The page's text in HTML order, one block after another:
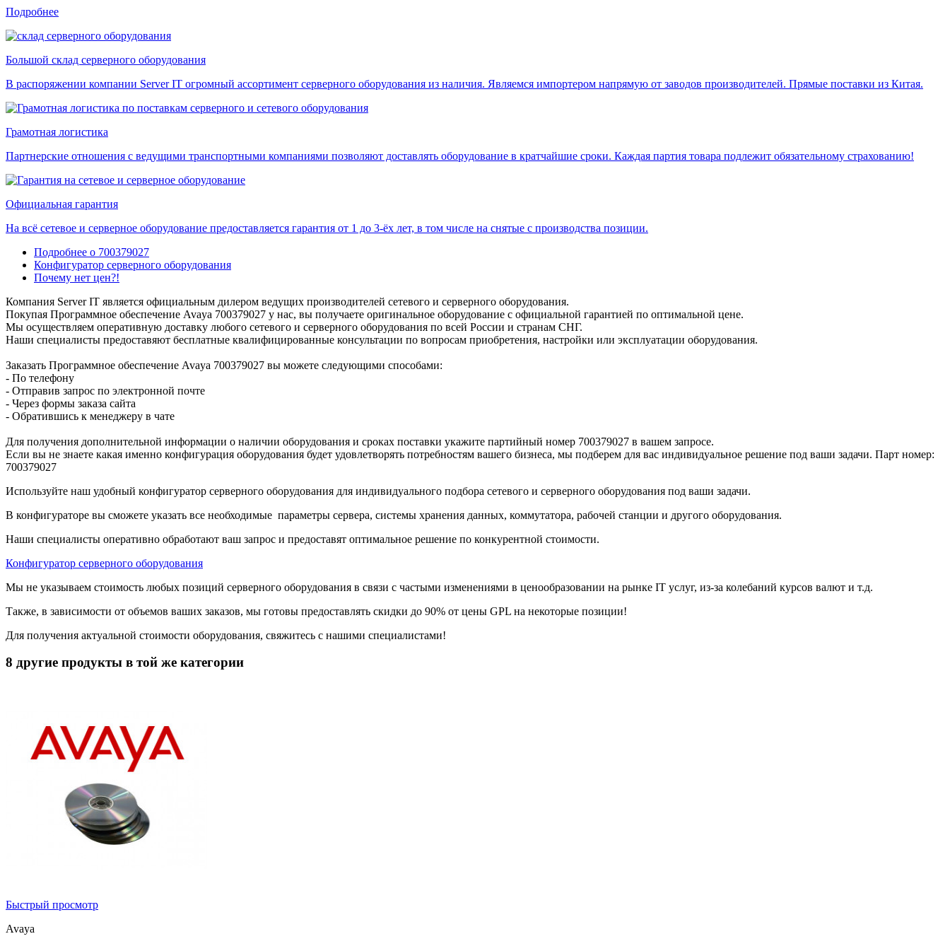
Подробнее
Большой склад серверного оборудования
В распоряжении компании Server IT огромный ассортимент серверного оборудования из наличия. Являемся импортером напрямую от заводов производителей. Прямые поставки из Китая.
Грамотная логистика
Партнерские отношения с ведущими транспортными компаниями позволяют доставлять оборудование в кратчайшие сроки. Каждая партия товара подлежит обязательному страхованию!
Официальная гарантия
На всё сетевое и серверное оборудование предоставляется гарантия от 1 до 3-ёх лет, в том числе на снятые с производства позиции.
Подробнее о 700379027
Конфигуратор серверного оборудования
Почему нет цен?!
Компания Server IT является официальным дилером ведущих производителей сетевого и серверного оборудования.
Покупая Программное обеспечение Avaya 700379027 у нас, вы получаете оригинальное оборудование с официальной гарантией по оптимальной цене.
Мы осуществляем оперативную доставку любого сетевого и серверного оборудования по всей России и странам СНГ.
Наши специалисты предоставяют бесплатные квалифицированные консультации по вопросам приобретения, настройки или эксплуатации оборудования.
Заказать Программное обеспечение Avaya 700379027 вы можете следующими способами:
- По телефону
- Отправив запрос по электронной почте
- Через формы заказа сайта
- Обратившись к менеджеру в чате
Для получения дополнительной информации о наличии оборудования и сроках поставки укажите партийный номер 700379027 в вашем запросе.
Если вы не знаете какая именно конфигурация оборудования будет удовлетворять потребностям вашего бизнеса, мы подберем для вас индивидуальное решение под ваши задачи. Парт номер:
700379027
Используйте наш удобный конфигуратор серверного оборудования для индивидуального подбора сетевого и серверного оборудования под ваши задачи.
В конфигураторе вы сможете указать все необходимые параметры сервера, системы хранения данных, коммутатора, рабочей станции и другого оборудования.
Наши специалисты оперативно обработают ваш запрос и предоставят оптимальное решение по конкурентной стоимости.
Конфигуратор серверного оборудования
Мы не указываем стоимость любых позиций серверного оборудования в связи с частыми изменениями в ценообразовании на рынке IT услуг, из-за колебаний курсов валют и т.д.
Также, в зависимости от объемов ваших заказов, мы готовы предоставлять скидки до 90% от цены GPL на некоторые позиции!
Для получения актуальной стоимости оборудования, свяжитесь с нашими специалистами!
8 другие продукты в той же категории
Быстрый просмотр
Avaya